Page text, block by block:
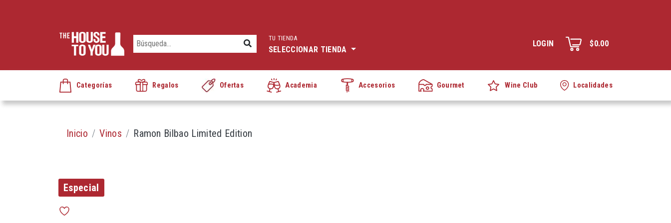
TU TIENDA
SELECCIONAR TIENDA
LOGIN $0.00
Categorías Regalos Ofertas Academia Accesorios Gourmet Wine Club Localidades
Inicio Vinos Ramon Bilbao Limited Edition
Especial